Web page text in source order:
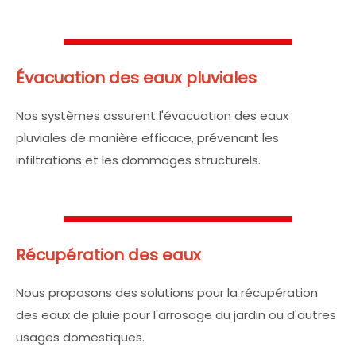
Évacuation des eaux pluviales
Nos systèmes assurent l'évacuation des eaux
pluviales de manière efficace, prévenant les
infiltrations et les dommages structurels.
Récupération des eaux
Nous proposons des solutions pour la récupération
des eaux de pluie pour l'arrosage du jardin ou d'autres
usages domestiques.